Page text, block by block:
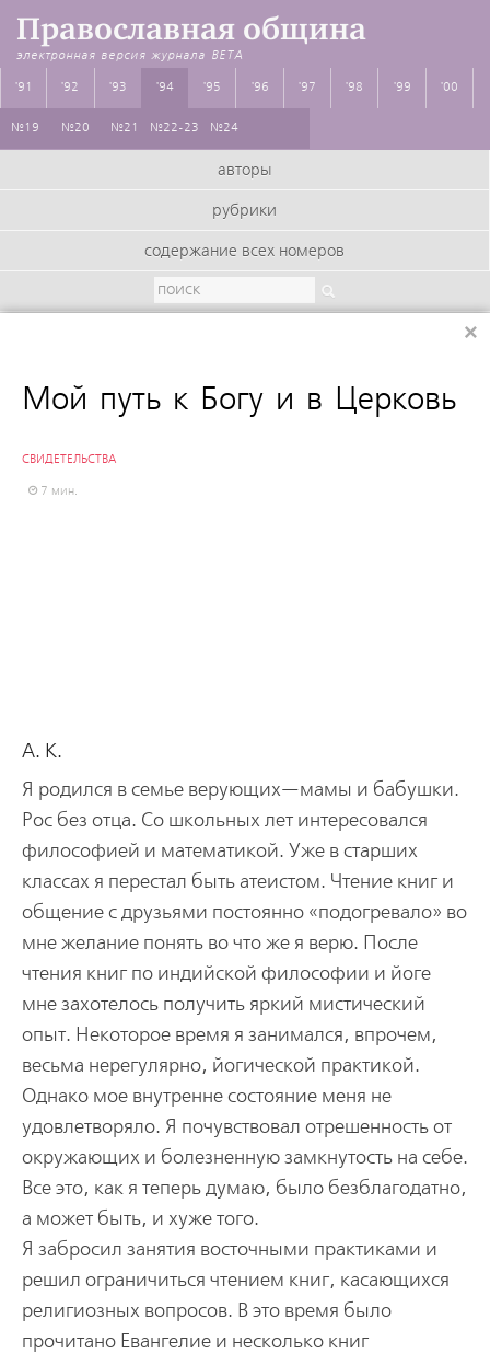
Православная община
электронная версия журнала BETA
'91 '92 '93 '94
№19 №20 №21 №22-23 №24
'95 '96 '97 '98 '99 '00
авторы
рубрики
содержание всех номеров
Мой путь к Богу и в Церковь
СВИДЕТЕЛЬСТВА
7 мин.
А. К.
Я родился в семье верующих—мамы и бабушки.
Рос без отца. Со школьных лет интересовался
философией и математикой. Уже в старших
классах я перестал быть атеистом. Чтение книг и
общение с друзьями постоянно «подогревало» во
мне желание понять во что же я верю. После
чтения книг по индийской философии и йоге
мне захотелось получить яркий мистический
опыт. Некоторое время я занимался, впрочем,
весьма нерегулярно, йогической практикой.
Однако мое внутренне состояние меня не
удовлетворяло. Я почувствовал отрешенность от
окружающих и болезненную замкнутость на себе.
Все это, как я теперь думаю, было безблагодатно,
а может быть, и хуже того.
Я забросил занятия восточными практиками и
решил ограничиться чтением книг, касающихся
религиозных вопросов. В это время было
прочитано Евангелие и несколько книг
×